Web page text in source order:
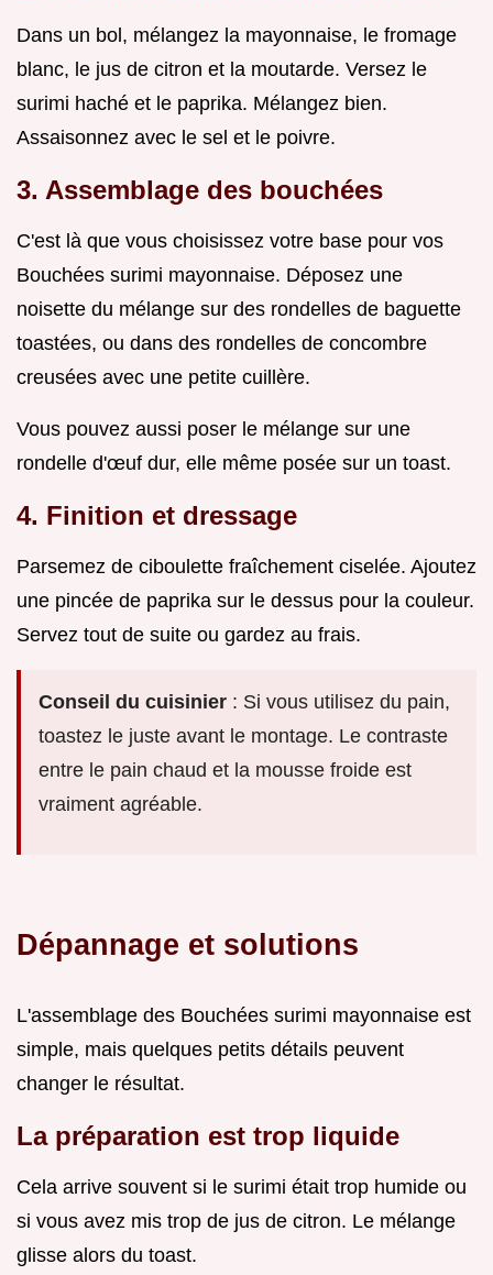
Dans un bol, mélangez la mayonnaise, le fromage
blanc, le jus de citron et la moutarde. Versez le
surimi haché et le paprika. Mélangez bien.
Assaisonnez avec le sel et le poivre.
3. Assemblage des bouchées
C'est là que vous choisissez votre base pour vos
Bouchées surimi mayonnaise. Déposez une
noisette du mélange sur des rondelles de baguette
toastées, ou dans des rondelles de concombre
creusées avec une petite cuillère.
Vous pouvez aussi poser le mélange sur une
rondelle d'œuf dur, elle même posée sur un toast.
4. Finition et dressage
Parsemez de ciboulette fraîchement ciselée. Ajoutez
une pincée de paprika sur le dessus pour la couleur.
Servez tout de suite ou gardez au frais.
Conseil du cuisinier : Si vous utilisez du pain,
toastez le juste avant le montage. Le contraste
entre le pain chaud et la mousse froide est
vraiment agréable.
Dépannage et solutions
L'assemblage des Bouchées surimi mayonnaise est
simple, mais quelques petits détails peuvent
changer le résultat.
La préparation est trop liquide
Cela arrive souvent si le surimi était trop humide ou
si vous avez mis trop de jus de citron. Le mélange
glisse alors du toast.